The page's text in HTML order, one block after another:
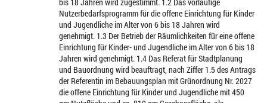
Nutzerbedarfsprogramm für die offene Einrichtung für Kinder
und Jugendliche im Alter von 6 bis 18 Jahren wird
genehmigt. 1.3 Der Betrieb der Räumlichkeiten für eine offene
Einrichtung für Kinder- und Jugendliche im Alter von 6 bis 18
Jahren wird genehmigt. 1.4 Das Referat für Stadtplanung
und Bauordnung wird beauftragt, nach Ziffer 1.5 des Antrags
der Referentin im Bebauungsplan mit Grünordnung Nr. 2027
die offene Einrichtung für Kinder und Jugendliche mit 450